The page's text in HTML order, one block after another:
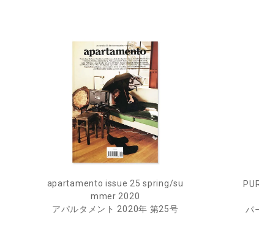
apartamento issue 25 spring/su
mmer 2020
アパルタメント 2020年 第25号
パ